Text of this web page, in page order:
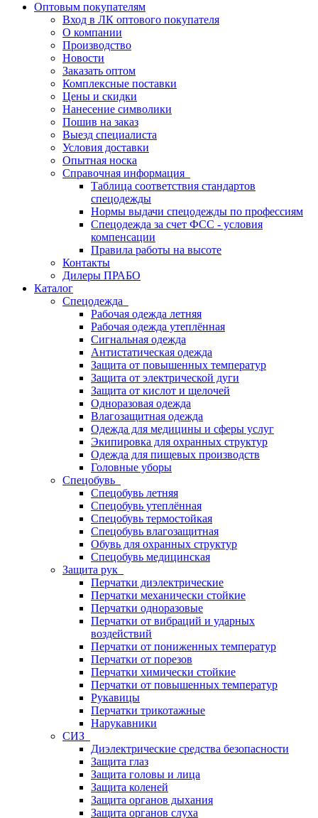
Оптовым покупателям
Вход в ЛК оптового покупателя
О компании
Производство
Новости
Заказать оптом
Комплексные поставки
Цены и скидки
Нанесение символики
Пошив на заказ
Выезд специалиста
Условия доставки
Опытная носка
Справочная информация
Таблица соответствия стандартов
спецодежды
Нормы выдачи спецодежды по профессиям
Спецодежда за счет ФСС - условия
компенсации
Правила работы на высоте
Контакты
Дилеры ПРАБО
Каталог
Спецодежда
Рабочая одежда летняя
Рабочая одежда утеплённая
Сигнальная одежда
Антистатическая одежда
Защита от повышенных температур
Защита от электрической дуги
Защита от кислот и щелочей
Одноразовая одежда
Влагозащитная одежда
Одежда для медицины и сферы услуг
Экипировка для охранных структур
Одежда для пищевых производств
Головные уборы
Спецобувь
Спецобувь летняя
Спецобувь утеплённая
Спецобувь термостойкая
Спецобувь влагозащитная
Обувь для охранных структур
Спецобувь медицинская
Защита рук
Перчатки диэлектрические
Перчатки механически стойкие
Перчатки одноразовые
Перчатки от вибраций и ударных
воздействий
Перчатки от пониженных температур
Перчатки от порезов
Перчатки химически стойкие
Перчатки от повышенных температур
Рукавицы
Перчатки трикотажные
Нарукавники
СИЗ
Диэлектрические средства безопасности
Защита глаз
Защита головы и лица
Защита коленей
Защита органов дыхания
Защита органов слуха